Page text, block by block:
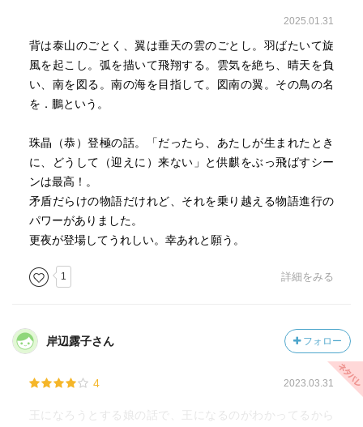
2025.01.31
背は泰山のごとく、翼は垂天の雲のごとし。羽ばたいて旋
風を起こし。弧を描いて飛翔する。雲気を絶ち、晴天を負
い、南を図る。南の海を目指して。図南の翼。その鳥の名
を．鵬という。
珠晶（恭）登極の話。「だったら、あたしが生まれたとき
に、どうして（迎えに）来ない」と供麒をぶっ飛ばすシー
ンは最高！。
矛盾だらけの物語だけれど、それを乗り越える物語進行の
パワーがありました。
更夜が登場してうれしい。幸あれと願う。
1 詳細をみる
岸辺露子さん フォロー
4 2023.03.31
王になろうとする娘の話で、王になるのがわかってるから